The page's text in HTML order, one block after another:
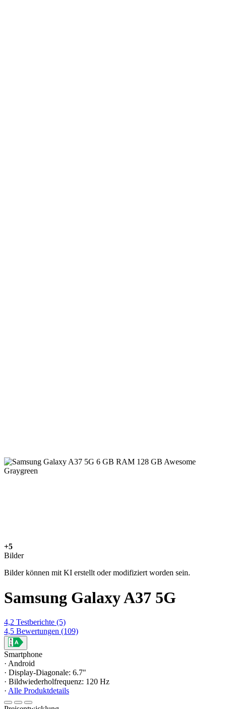
+5
Bilder
Bilder können mit KI erstellt oder modifiziert worden sein.
Samsung Galaxy A37 5G
4,2 Testberichte (5)
4,5 Bewertungen (109)
Smartphone
· Android
· Display-Diagonale: 6.7"
· Bildwiederholfrequenz: 120 Hz
· Alle Produktdetails